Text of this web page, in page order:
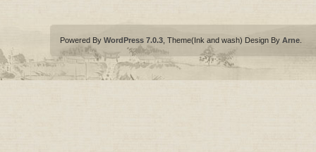
Powered By WordPress 7.0.3 , Theme(Ink and wash) Design By Arne